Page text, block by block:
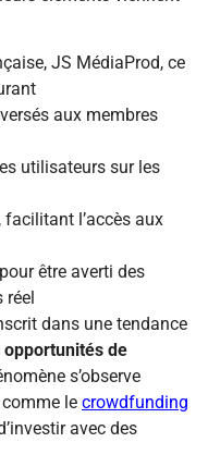
JS MédiaProd, ce
aux membres
utilisateurs sur les
facilitant l’accès aux
être averti des
dans une tendance
de
s’observe
le crowdfunding
avec des